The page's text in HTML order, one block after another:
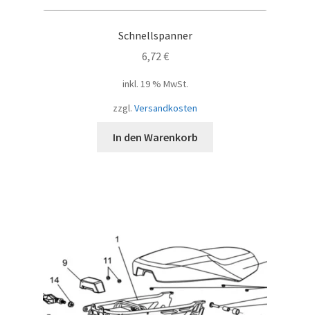
Schnellspanner
6,72€
inkl. 19 % MwSt.
zzgl. Versandkosten
In den Warenkorb